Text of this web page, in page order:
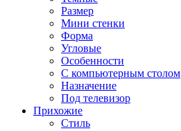
Размер
Мини стенки
Форма
Угловые
Особенности
С компьютерным столом
Назначение
Под телевизор
Прихожие
Стиль